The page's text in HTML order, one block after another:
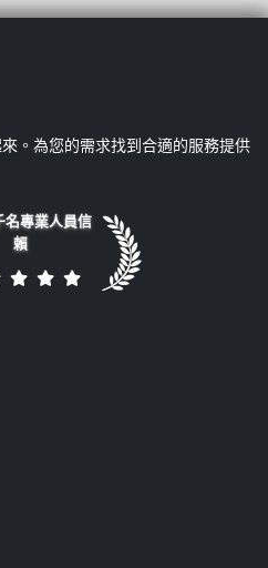
。為您的需求找到合適的服務提供
名專業人員信
賴